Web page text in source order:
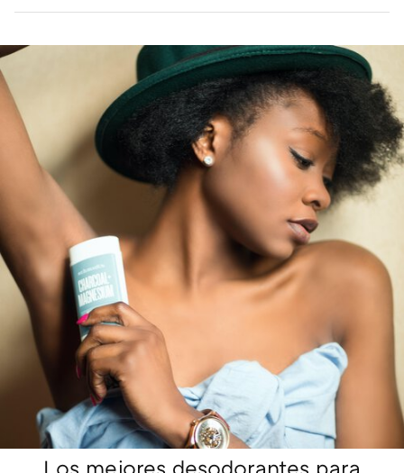
Los mejores desodorantes para